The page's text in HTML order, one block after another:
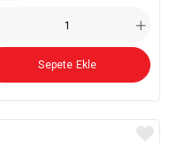
Sepete Ekle